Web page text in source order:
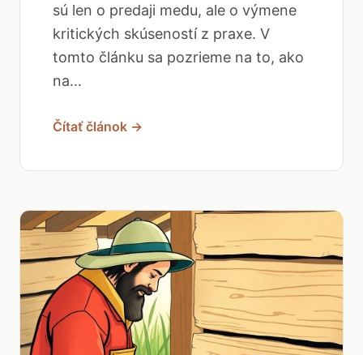
sú len o predaji medu, ale o výmene
kritických skúseností z praxe. V
tomto článku sa pozrieme na to, ako
na...
Čítať článok →